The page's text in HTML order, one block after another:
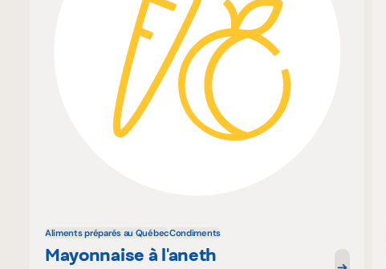
Aliments préparés au QuébecCondiments
Mayonnaise à l'aneth